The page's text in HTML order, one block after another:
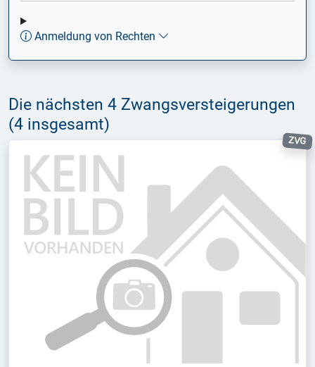
Die nächsten 4 Zwangsversteigerungen
(4 insgesamt)
ZVG
Anmeldung von Rechten